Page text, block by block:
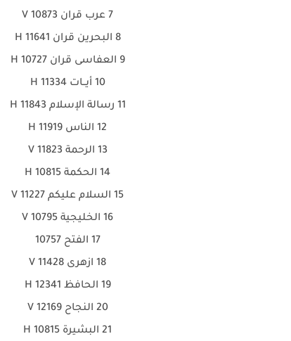
7 عرب قران 10873 V
8 البحرين قران 11641 H
9 العفاسى قران 10727 H
10 أيــات 11334 H
11 رسالة الإسلام 11843 H
12 الناس 11919 H
13 الرحمة 11823 V
14 الحكمة 10815 H
15 السلام عليكم 11227 V
16 الخليجية 10795 V
17 الفتح 10757
18 ازهرى 11428 V
19 الحافظ 12341 H
20 النجاح 12169 V
21 البشيرة 10815 H